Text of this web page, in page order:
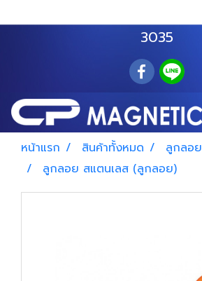
3035
หน้าแรก สินค้าทั้งหมด
ลูกลอย
ลูกลอย สแตนเลส (ลูกลอย)